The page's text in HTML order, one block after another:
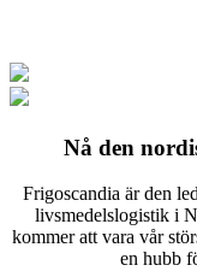
Nå den
Frigoscandia är den
livsmedelslogistik i
kommer att vara vår
en hubb